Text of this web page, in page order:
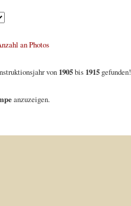
an Photos
von 1905bis 1915gefunden!
anzuzeigen.